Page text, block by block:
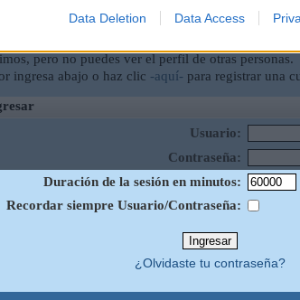
Data Deletion Data Access
pero no puedes ver el perfil de otras personas.
ingresa abajo o haz clic -aquí- para registrar una
Usuario:
Contraseña:
Duración de la sesión en minutos:
Recordar siempre Usuario/Contraseña:
¿Olvidaste tu contraseña?